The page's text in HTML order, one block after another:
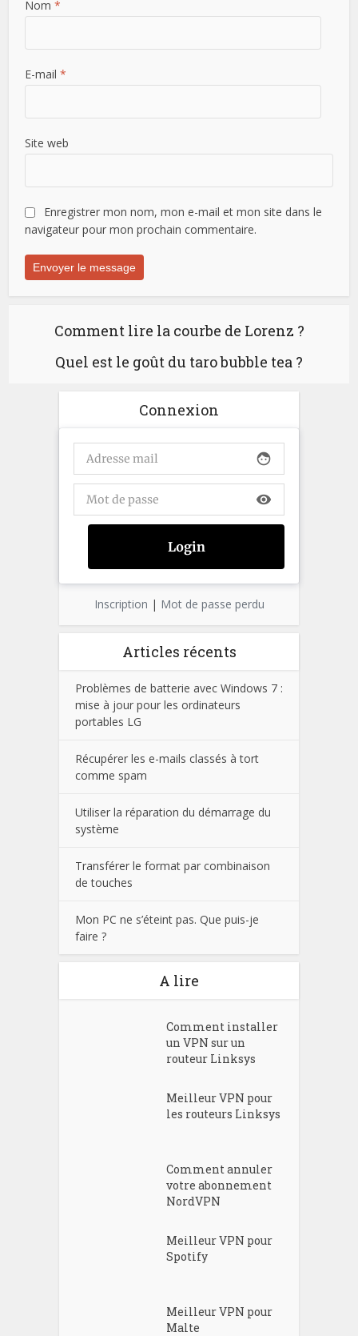
Nom*
E-mail*
Site web
Enregistrer mon nom, mon e-mail et mon site dans le
navigateur pour mon prochain commentaire.
Comment lire la courbe de Lorenz ?
Quel est le goût du taro bubble tea ?
Connexion
face
visibility
Inscription | Mot de passe perdu
Articles récents
Problèmes de batterie avec Windows 7 :
mise à jour pour les ordinateurs
portables LG
Récupérer les e-mails classés à tort
comme spam
Utiliser la réparation du démarrage du
système
Transférer le format par combinaison
de touches
Mon PC ne s’éteint pas. Que puis-je
faire ?
A lire
Comment installer
un VPN sur un
routeur Linksys
Meilleur VPN pour
les routeurs Linksys
Comment annuler
votre abonnement
NordVPN
Meilleur VPN pour
Spotify
Meilleur VPN pour
Malte